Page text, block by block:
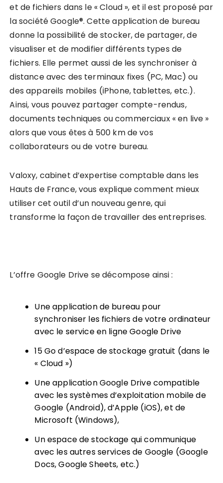
et de fichiers dans le « Cloud », et il est proposé par
la société Google®. Cette application de bureau
donne la possibilité de stocker, de partager, de
visualiser et de modifier différents types de
fichiers. Elle permet aussi de les synchroniser à
distance avec des terminaux fixes (PC, Mac) ou
des appareils mobiles (iPhone, tablettes, etc.).
Ainsi, vous pouvez partager compte-rendus,
documents techniques ou commerciaux « en live »
alors que vous êtes à 500 km de vos
collaborateurs ou de votre bureau.
Valoxy, cabinet d’expertise comptable dans les
Hauts de France, vous explique comment mieux
utiliser cet outil d’un nouveau genre, qui
transforme la façon de travailler des entreprises.
L’offre Google Drive se décompose ainsi :
Une application de bureau pour
synchroniser les fichiers de votre ordinateur
avec le service en ligne Google Drive
15 Go d’espace de stockage gratuit (dans le
« Cloud »)
Une application Google Drive compatible
avec les systèmes d’exploitation mobile de
Google (Android), d’Apple (iOS), et de
Microsoft (Windows),
Un espace de stockage qui communique
avec les autres services de Google (Google
Docs, Google Sheets, etc.)